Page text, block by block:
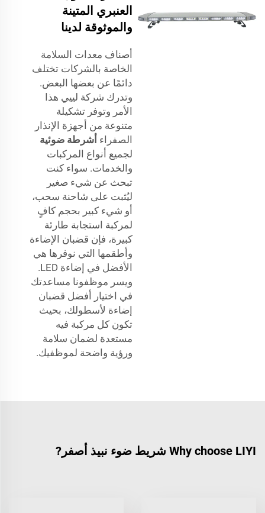
العنبري المتينة
والموثوقة لدينا
أصناف معدات السلامة
الخاصة بالشركات تختلف
دائمًا عن بعضها البعض.
وتدرك شركة لييي هذا
الأمر وتوفر تشكيلة
متنوعة من أجهزة الإنذار
الصفراء أشرطة ضوئية
لجميع أنواع المركبات
والخدمات. سواء كنت
تبحث عن شيء صغير
ليُثبت على شاحنة سحب،
أو شيء كبير بحجم كافٍ
لمركبة استجابة طارئة
كبيرة، فإن قضبان الإضاءة
وأطقمها التي نوفرها هي
الأفضل في إضاءة LED.
ويسر موظفونا مساعدتك
في اختيار أفضل قضبان
إضاءة لأسطولك، بحيث
تكون كل مركبة فيه
مستعدة لضمان سلامة
ورؤية واضحة لموظفيك.
Why choose LIYI شريط ضوء نبيذ أصفر?